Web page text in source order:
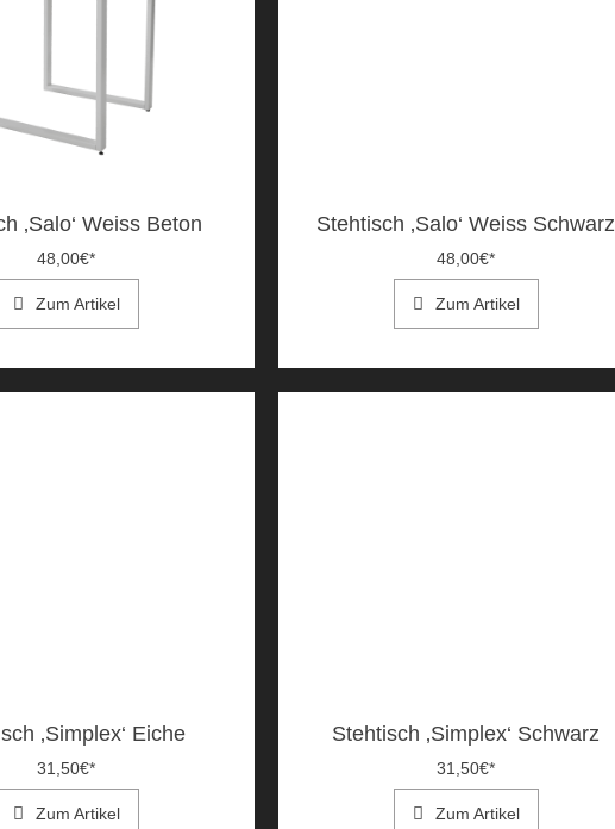
‚Salo‘ Weiss Beton
48,00€*
Zum Artikel
Stehtisch ‚Salo‘ Weiss Schwarz
48,00€*
Zum Artikel
‚Simplex‘ Eiche
31,50€*
Zum Artikel
Stehtisch ‚Simplex‘ Schwarz
31,50€*
Zum Artikel